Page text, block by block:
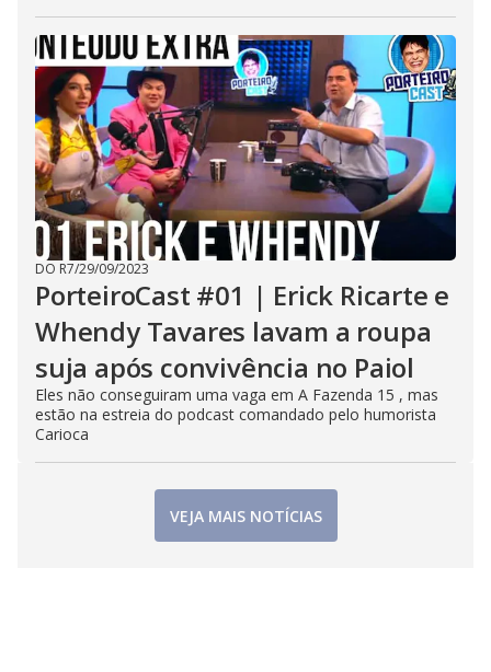
DO R7/29/09/2023
PorteiroCast #01 | Erick Ricarte e
Whendy Tavares lavam a roupa
suja após convivência no Paiol
Eles não conseguiram uma vaga em A Fazenda 15 , mas
estão na estreia do podcast comandado pelo humorista
Carioca
VEJA MAIS NOTÍCIAS